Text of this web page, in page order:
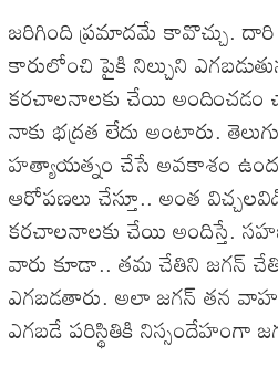
జరిగింది ప్రమాదమే కావొచ్చు.
కారులోంచి పైకి నిల్చుని
కరచాలనాలకు చేయి అందించడం
నాకు భద్రత లేదు అంటారు.
హత్యాయత్నం చేసే అవకాశం
ఆరోపణలు చేస్తూ.. అంత
కరచాలనాలకు చేయి అందిస్తే.
వారు కూడా.. తమ చేతిని జగన్
ఎగబడతారు. అలా జగన్ తన
ఎగబడే పరిస్థితికి నిస్సందేహంగా